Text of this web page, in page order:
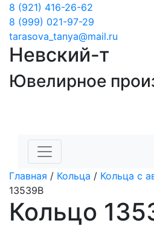
8 (921) 416-26-62
8 (999) 021-97-29
tarasova_tanya@mail.ru
Невский-т
Ювелирное
Главная / Кольца / Кольца с
13539В
Кольцо